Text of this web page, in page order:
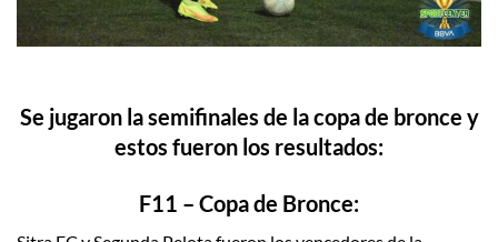
Se jugaron la semifinales de la copa de bronce y
estos fueron los resultados:
F11 – Copa de Bronce: